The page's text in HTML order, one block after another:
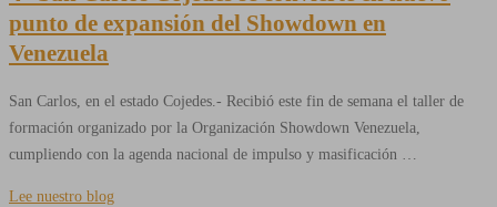
punto de expansión del Showdown en
Venezuela
San Carlos, en el estado Cojedes.- Recibió este fin de semana el taller de
formación organizado por la Organización Showdown Venezuela,
cumpliendo con la agenda nacional de impulso y masificación …
Lee nuestro blog